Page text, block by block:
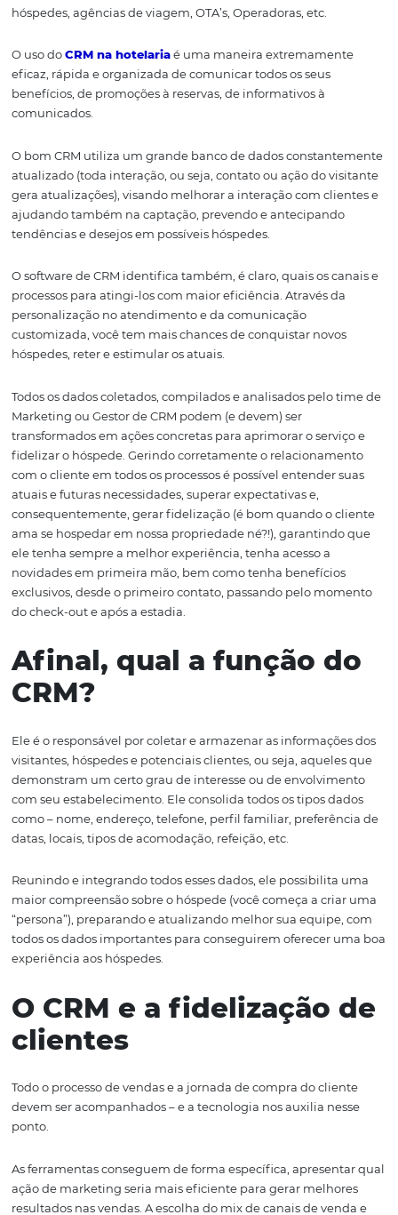
essenciais e decisivos para que os clientes consigam
qual opção efetuarão a reserva, obtendo uma maior
oportunidade de atender todas as necessidades,
Visto que o software de CRM consolidará dados
sobre o hóspede, suas experiências e feedbacks,
melhorando o entendimento, consequentemente a
performance da propriedade, oferecendo assim, uma
comunicação única e individualizada podendo eles
hóspedes, agências de viagem, OTA’s, Operadoras, etc.
O uso doCRM na hotelariaé uma maneira
eficaz, rápida e organizada de comunicar todos os seus
comunicados.
O bom CRM utiliza um grande banco de dados
atualizado (toda interação, ou seja, contato ou ação do
gera atualizações), visando melhorar a interação com
ajudando também na captação, prevendo e
tendências e desejos em possíveis hóspedes.
O software de CRM identifica também, é claro, quais os
personalização no atendimento e da comunicação
customizada, você tem mais chances de conquistar
hóspedes, reter e estimular os atuais.
Todos os dados coletados, compilados e analisados
Marketing ou Gestor de CRM podem (e devem) ser
transformados em ações concretas para aprimorar o
fidelizar o hóspede. Gerindo corretamente o
com o cliente em todos os processos é possível entender
consequentemente, gerar fidelização (é bom quando o
ama se hospedar em nossa propriedade né?!),
ele tenha sempre a melhor experiência, tenha acesso a
novidades em primeira mão, bem como tenha
do check-out e após a estadia.
Afinal, qual a função
CRM?
visitantes, hóspedes e potenciais clientes, ou seja,
demonstram um certo grau de interesse ou de